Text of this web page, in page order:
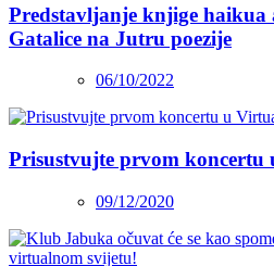
Predstavljanje knjige haikua
Gatalice na Jutru poezije
06/10/2022
Prisustvujte prvom
09/12/2020